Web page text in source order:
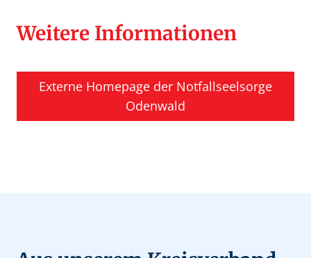
Weitere Informationen
Externe Homepage der Notfallseelsorge
Odenwald